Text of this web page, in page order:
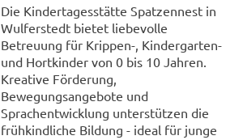
Die Kindertagesstätte Spatzennest in
Wulferstedt bietet liebevolle
Betreuung für Krippen-, Kindergarten-
und Hortkinder von 0 bis 10 Jahren.
Kreative Förderung,
Bewegungsangebote und
Sprachentwicklung unterstützen die
frühkindliche Bildung - ideal für junge